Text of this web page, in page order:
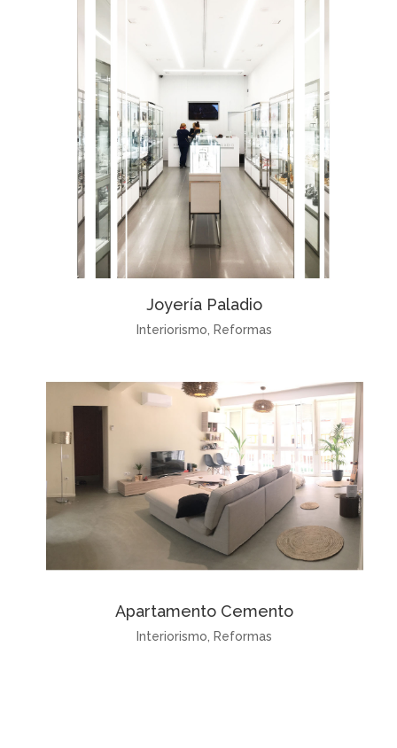
Joyería Paladio
Interiorismo Reformas
Apartamento Cemento
Interiorismo Reformas